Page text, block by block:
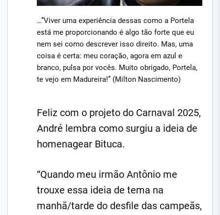
…”Viver uma experiência dessas como a Portela
está me proporcionando é algo tão forte que eu
nem sei como descrever isso direito. Mas, uma
coisa é certa: meu coração, agora em azul e
branco, pulsa por vocês. Muito obrigado, Portela,
te vejo em Madureira!” (Milton Nascimento)
Feliz com o projeto do Carnaval 2025,
André lembra como surgiu a ideia de
homenagear Bituca.
“Quando meu irmão Antônio me
trouxe essa ideia de tema na
manhã/tarde do desfile das campeãs,